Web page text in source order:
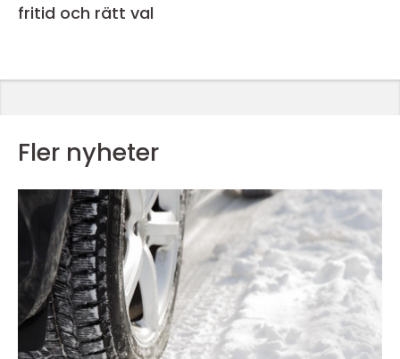
fritid och rätt val
Fler nyheter